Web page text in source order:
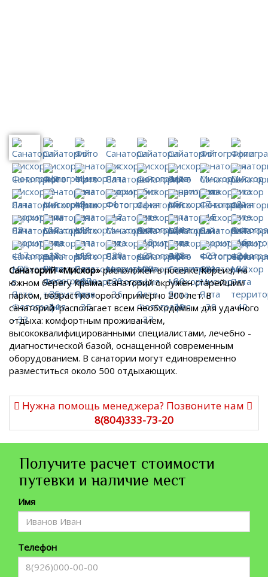
Санаторий «Мисхор»расположен в поселке Кореиз, на
южном берегу Крыма. Санаторий окружен старейшим
парком, возраст которого примерно 200 лет. В
санаторий располагает всем необходимым для удачного
отдыха: комфортным проживанием,
высококвалифицированными специалистами, лечебно -
диагностической базой, оснащенной современным
оборудованием. В санатории могут единовременно
разместиться около 500 отдыхающих.
Нужна помощь менеджера? Позвоните нам
8(804)333-73-20
Получите расчет стоимости
путевки и наличие мест
Имя
Телефон